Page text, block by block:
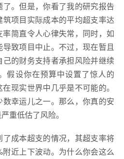
。但是，你看了我的研究报告
项目实际成本的平均超支率达
简直令人心律失常，同时，如
致项目中止。不过，现在暂且
的财务支持者承担风险并继续
假设你在预算中设置了惊人的
现实世界中几乎是不可能的。
幸运儿之一。那么，你真的安
重低估了风险。
成本超支的情况，其超支率将
近上下波动。为什么你会这么